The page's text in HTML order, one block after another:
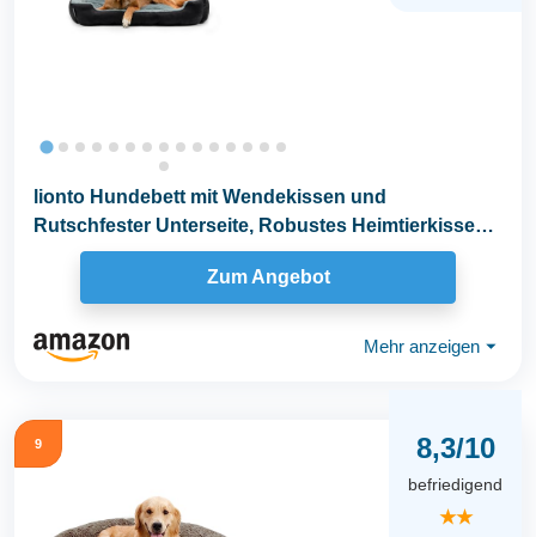
lionto Hundebett mit Wendekissen und
Rutschfester Unterseite, Robustes Heimtierkissen
mit tiefem...
Zum Angebot
Mehr anzeigen ⏷
9 8,3/10
befriedigend
★★